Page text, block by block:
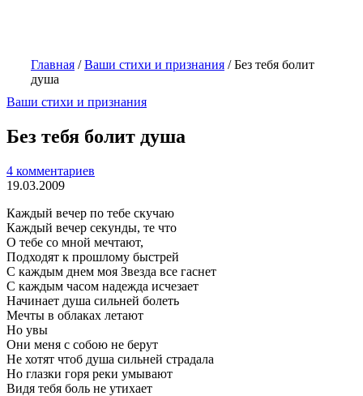
Главная /Ваши стихи и признания /Без тебя болит
душа
Ваши стихи и признания
Без тебя болит душа
4 комментариев
19.03.2009
Каждый вечер по тебе скучаю
Каждый вечер секунды, те что
О тебе со мной мечтают,
Подходят к прошлому быстрей
С каждым днем моя Звезда все гаснет
С каждым часом надежда исчезает
Начинает душа сильней болеть
Мечты в облаках летают
Но увы
Они меня с собою не берут
Не хотят чтоб душа сильней страдала
Но глазки горя реки умывают
Видя тебя боль не утихает